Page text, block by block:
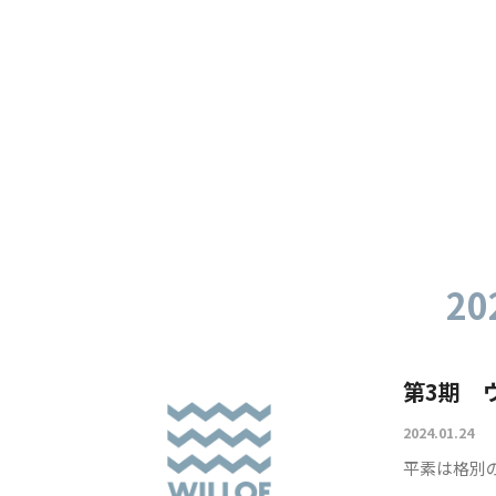
第3期
2024.01.24
平素は格別